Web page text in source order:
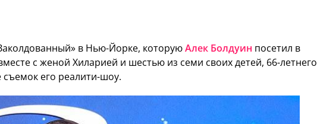
в Нью-Йорке, которуюАлек Болдуин посетил в
с женой Хиларией и шестью из семи своих детей, 66-летнего
съемок его реалити-шоу.